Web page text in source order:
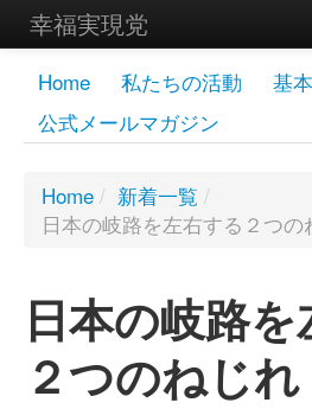
幸福実現党
メンバーズページ
党員
お問い合わせ
Home 私たちの活動
基
公式メールマガジン
Home / 新着一覧 /
日本の岐路を左右する２つの
日本の岐路
２つのねじれ